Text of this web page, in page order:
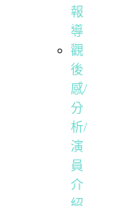
報
導
觀
後
感/
分
析/
演
員
介